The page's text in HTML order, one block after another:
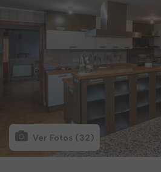
Ver Fotos (32)